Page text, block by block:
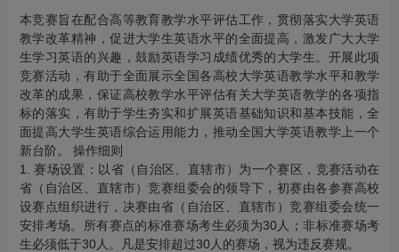
本竞赛旨在配合高等教育教学水平评估工作，贯彻落实大学英语
教学改革精神，促进大学生英语水平的全面提高，激发广大大学
生学习英语的兴趣，鼓励英语学习成绩优秀的大学生。开展此项
竞赛活动，有助于全面展示全国各高校大学英语教学水平和教学
改革的成果，保证高校教学水平评估有关大学英语教学的各项指
标的落实，有助于学生夯实和扩展英语基础知识和基本技能，全
面提高大学生英语综合运用能力，推动全国大学英语教学上一个
新台阶。 操作细则
1. 赛场设置：以省（自治区、直辖市）为一个赛区，竞赛活动在
省（自治区、直辖市）竞赛组委会的领导下，初赛由各参赛高校
设赛点组织进行，决赛由省（自治区、直辖市）竞赛组委会统一
安排考场。所有赛点的标准赛场考生必须为30人；非标准赛场考
生必须低于30人。凡是安排超过30人的赛场，视为违反赛规。